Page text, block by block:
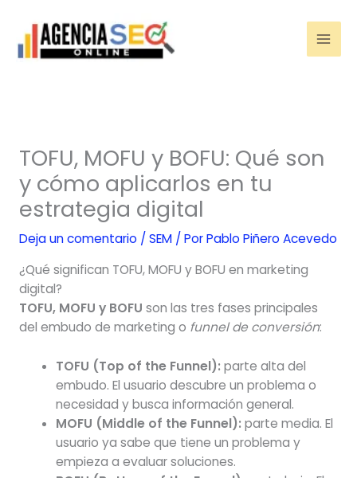
contenido
TOFU, MOFU y BOFU: Qué son
y cómo aplicarlos en tu
estrategia digital
Deja un comentario / SEM/ PorPablo Piñero Acevedo
¿Qué significan TOFU, MOFU y BOFU en marketing
digital?
TOFU, MOFU y BOFU son las tres fases principales
del embudo de marketing o funnel de conversión:
TOFU (Top of the Funnel): parte alta del
embudo. El usuario descubre un problema o
necesidad y busca información general.
MOFU (Middle of the Funnel): parte media. El
usuario ya sabe que tiene un problema y
empieza a evaluar soluciones.